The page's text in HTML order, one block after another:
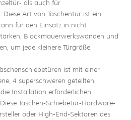
als auch für
Art von Taschentür ist ein
für den Einsatz in nicht
Blockmauerwerkswänden und
um jede kleinere Türgröße
ist mit einer
4 superschweren geteilten
Installation erforderlichen
Taschen-Schiebetür-Hardware-
oder High-End-Sektoren des